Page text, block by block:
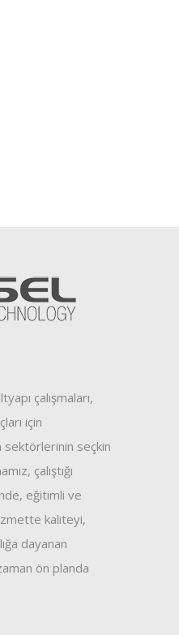
çalışmaları,
için
sektörlerinin seçkin
çalıştığı
eğitimli ve
kaliteyi,
dayanan
ön planda